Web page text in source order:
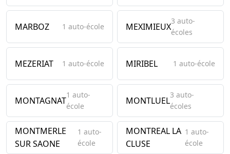
MARBOZ 1 auto-école MEXIMIEUX3 auto-
écoles
MEZERIAT 1 auto-école MIRIBEL 1 auto-école
MONTAGNAT1 auto-
école
MONTLUEL3 auto-
écoles
MONTMERLE
SUR SAONE
1 auto-
école
MONTREAL LA
CLUSE
1 auto-
école